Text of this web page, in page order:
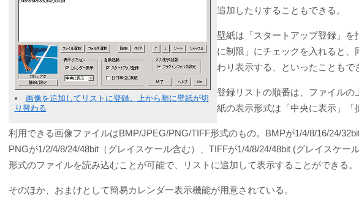
画像を追加してリストに登録。上から順に壁紙が切
り替わる
追加したりすることもできる。
壁紙は「スタートアップ登録」
に制限」にチェックを入れると
わり表示する、といったこともで
登録リストの順番は、ファイル
紙の表示形式は「中央に表示」「
利用できる画像ファイルはBMP/JPEG/PNG/TIFF形式のもの。BMPが1/4/8/16/24/
PNGが1/2/4/8/24/48bit（グレイスケール含む）、TIFFが1/4/8/24/48bit (グレイスケー
形式のファイルを読み込むことが可能で、リストに追加して表示することができる。
そのほか、おまけとして簡易カレンダー表示機能が用意されている。